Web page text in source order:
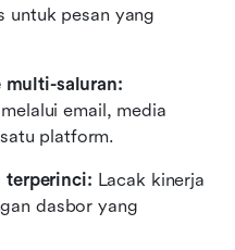
untuk pesan yang
multi-saluran:
email, media
platform.
terperinci: Lacak kinerja
dasbor yang